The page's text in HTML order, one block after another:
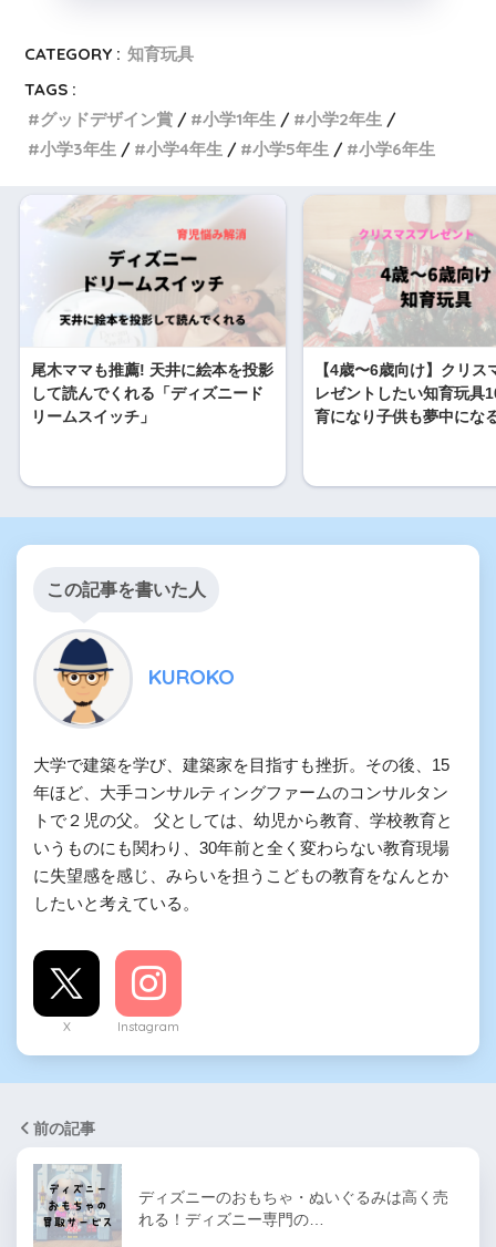
CATEGORY : 知育玩具
TAGS :
グッドデザイン賞
小学1年生
小学2年生
小学3年生
小学4年生 小学5年生 小学6年生
尾木ママも推薦! 天井に絵本を投影
して読んでくれる「ディズニード
リームスイッチ」
【4歳〜6歳向け】クリス
レゼントしたい知育玩具
育になり子供も夢中にな
この記事を書いた人
KUROKO
大学で建築を学び、建築家を目指すも挫折。その後、15
年ほど、大手コンサルティングファームのコンサルタン
トで２児の父。 父としては、幼児から教育、学校教育と
いうものにも関わり、30年前と全く変わらない教育現場
に失望感を感じ、みらいを担うこどもの教育をなんとか
したいと考えている。
X Instagram
前の記事
ディズニーのおもちゃ・ぬいぐるみは高く売
れる！ディズニー専門の…